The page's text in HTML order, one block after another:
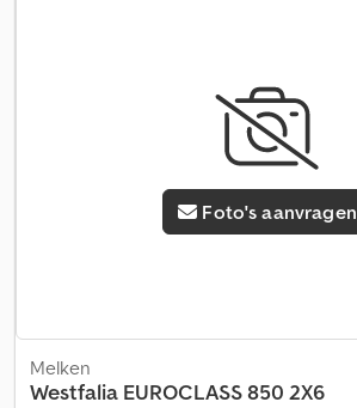
Foto's aanvragen
Melken
Westfalia EUROCLASS 850 2X6